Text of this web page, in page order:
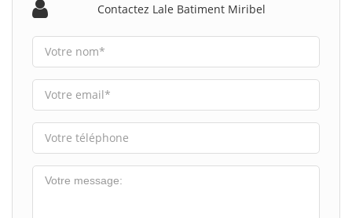
Contactez Lale Batiment Miribel